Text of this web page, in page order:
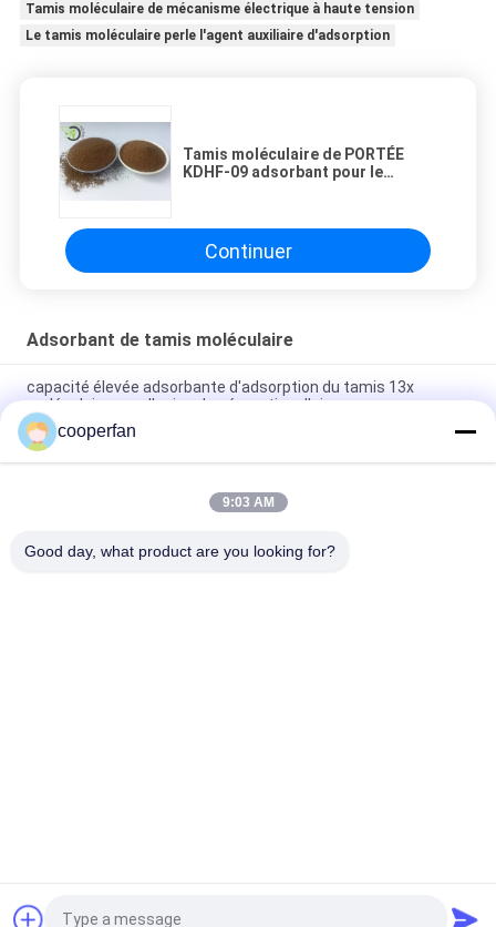
Tamis moléculaire de mécanisme électrique à haute tension
Le tamis moléculaire perle l'agent auxiliaire d'adsorption
Tamis moléculaire de PORTÉE
KDHF-09 adsorbant pour le
Continuer
Adsorbant de tamis moléculaire
capacité élevée adsorbante d'adsorption du tamis 13x
moléculaire pour l'usine de séparation d'air
High Voltage Electric Switchgear Adsorbent of Molecular
Sieve with Attrition Rate WT 0.1%
CAS No. 1318-02-1 sf6 sulfur hexafluoride with Attrition Rate
cooperfan
9:03 AM
Good day, what product are you looking for?